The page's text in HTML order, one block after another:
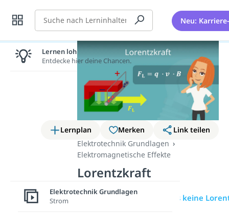
Suche Neu:
Lernplan Merken
Link teilen
Elektrotechnik Grundlagen
Elektromagnetische Effekte
Lorentzkraft
Übersicht Wann gibt es keine
Lernen lohnt sich!
Entdecke hier deine Chancen.
Elektrotechnik Grundlagen
Strom